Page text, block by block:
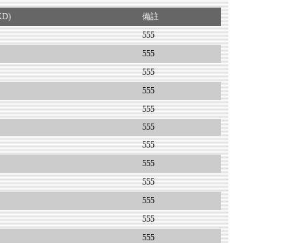
備註
555
555
555
555
555
555
555
555
555
555
555
555